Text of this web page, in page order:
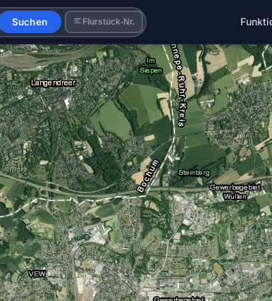
Suchen Flurstück-Nr.